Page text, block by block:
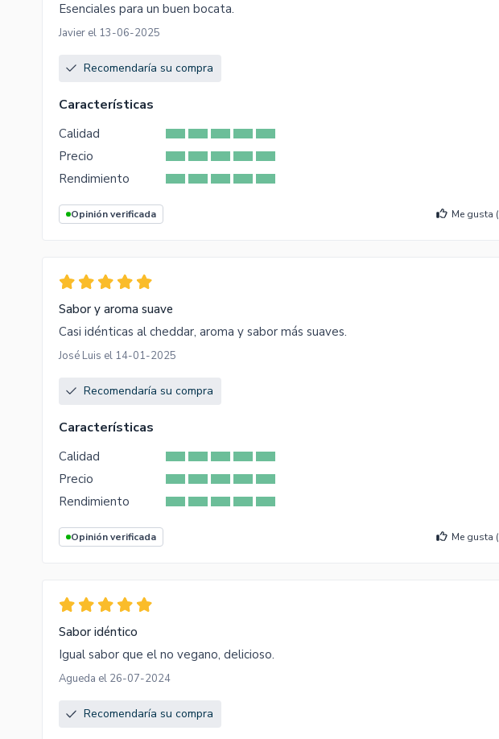
Esenciales para un buen bocata.
Javier el 13-06-2025
Recomendaría su compra
Características
Calidad
Precio
Rendimiento
Opinión verificada Me gusta (
Sabor y aroma suave
Casi idénticas al cheddar, aroma y sabor más suaves.
José Luis el 14-01-2025
Recomendaría su compra
Características
Calidad
Precio
Rendimiento
Opinión verificada Me gusta (
Sabor idéntico
Igual sabor que el no vegano, delicioso.
Agueda el 26-07-2024
Recomendaría su compra